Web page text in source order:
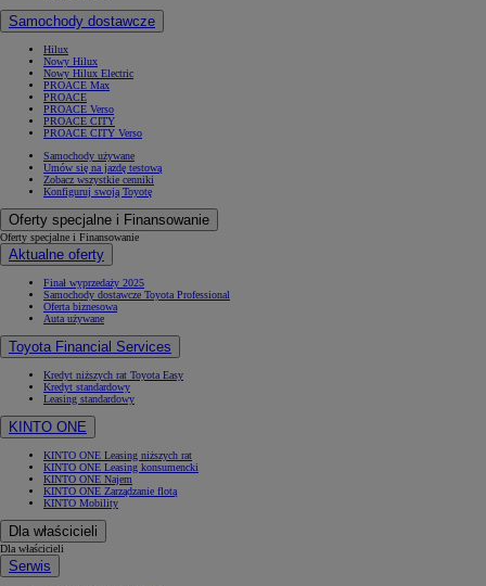
Samochody dostawcze
Hilux
Nowy Hilux
Nowy Hilux Electric
PROACE Max
PROACE
PROACE Verso
PROACE CITY
PROACE CITY Verso
Samochody używane
Umów się na jazdę testową
Zobacz wszystkie cenniki
Konfiguruj swoją Toyotę
Oferty specjalne i Finansowanie
Oferty specjalne i Finansowanie
Aktualne oferty
Finał wyprzedaży 2025
Samochody dostawcze Toyota Professional
Oferta biznesowa
Auta używane
Toyota Financial Services
Kredyt niższych rat Toyota Easy
Kredyt standardowy
Leasing standardowy
KINTO ONE
KINTO ONE Leasing niższych rat
KINTO ONE Leasing konsumencki
KINTO ONE Najem
KINTO ONE Zarządzanie flotą
KINTO Mobility
Dla właścicieli
Dla właścicieli
Serwis